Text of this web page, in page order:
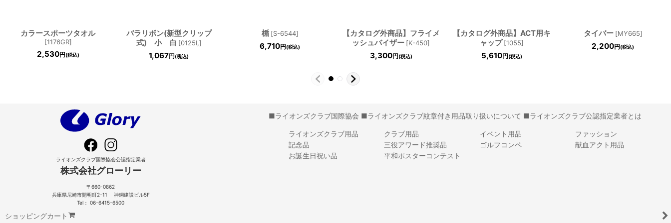
カラースポーツタオル
[1176GR]
2,530円 (税込)
バラリボン(新型クリップ
式) 小 白 [0125I,]
1,067円 (税込)
楯 [S-6544]
6,710円 (税込)
【カタログ外商品】フライメ
ッシュバイザー [K-450]
3,300円 (税込)
【カタログ外商品】ACT用キ
ャップ [1055]
5,610円 (税込)
タイバー [MY665]
2,200円 (税込)
■ライオンズクラブ国際協会 ■ライオンズクラブ紋章付き用品取り扱いについて ■ライオンズクラブ公認指定業者とは
ライオンズクラブ用品 クラブ用品 イベント用品
ファッション
記念品
三役アワード推奨品 ゴルフコンペ
献血アクト用品
お誕生日祝い品
平和ポスターコンテスト
ライオンズクラブ国際協会公認指定業者
株式会社グローリー
〒660-0862
兵庫県尼崎市開明町2-11 神鋼建設ビル5F
Tel： 06-6415-6500
ショッピングカート